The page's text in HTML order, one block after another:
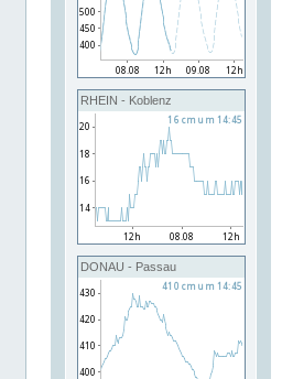
RHEIN - Koblenz
DONAU - Passau